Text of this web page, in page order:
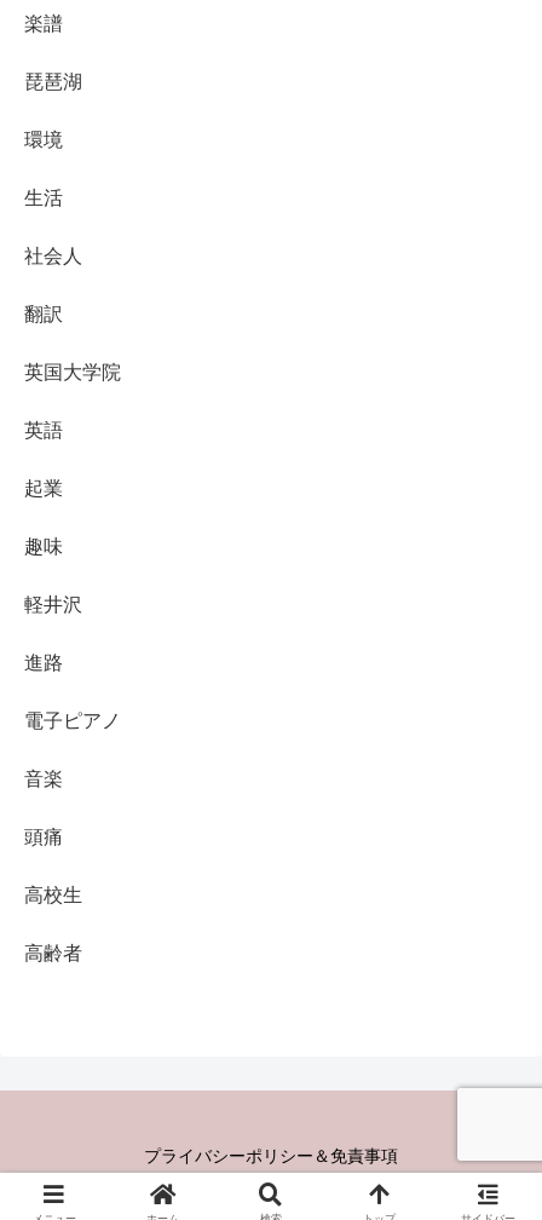
楽譜
琵琶湖
環境
生活
社会人
翻訳
英国大学院
英語
起業
趣味
軽井沢
進路
電子ピアノ
音楽
頭痛
高校生
高齢者
プライバシーポリシー＆免責事項
Copyright © 2023 Youyou school All Rights Reserved.